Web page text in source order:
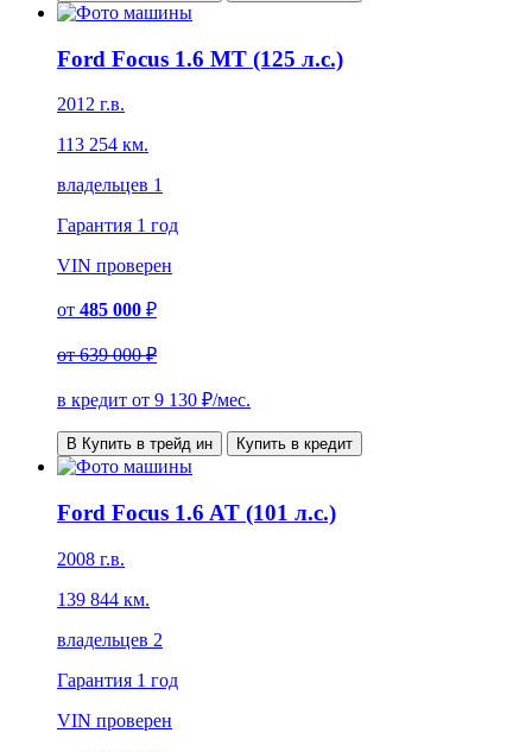
Ford Focus 1.6 MT (125 л.с.)
2012 г.в.
113 254 км.
владельцев 1
Гарантия 1 год
VIN проверен
от 485 000 ₽
от639 000 ₽
в кредит от 9 130 ₽/мес.
В Купить в трейд ин Купить в кредит
Ford Focus 1.6 AT (101 л.с.)
2008 г.в.
139 844 км.
владельцев 2
Гарантия 1 год
VIN проверен